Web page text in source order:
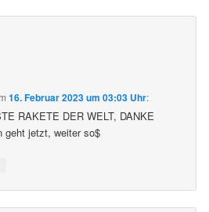
16. Februar 2023 um 03:03 Uhr:
RAKETE DER WELT, DANKE
geht jetzt, weiter so$